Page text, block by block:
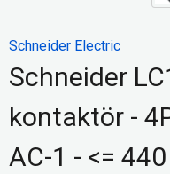
Schneider Electric
Schneider
kontaktör -
AC-1 - <=